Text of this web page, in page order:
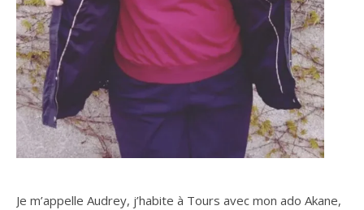
Je m’appelle Audrey, j’habite à Tours avec mon ado Akane,